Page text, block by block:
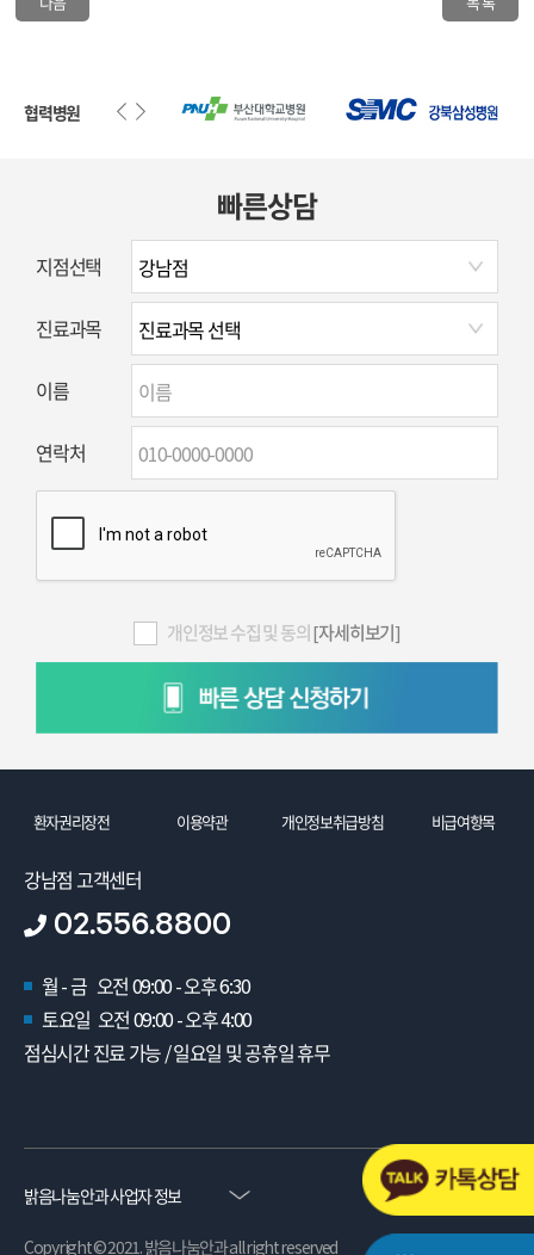
협력병원
빠른상담
지점선택
진료과목
이름
연락처
개인정보 수집 및 동의[자세히보기]
환자권리장전 이용약관 개인정보취급방침 비급여항목
강남점 고객센터
02.556.8800
월 - 금 오전 09:00 - 오후 6:30
토요일 오전 09:00 - 오후 4:00
점심시간 진료 가능 / 일요일 및 공휴일 휴무
밝음나눔안과 사업자 정보
Copyright © 2021. 밝음나눔안과 all right reserved